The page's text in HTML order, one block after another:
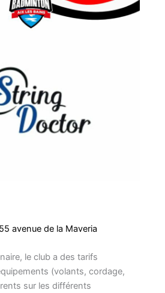
avenue de la Maveria
le club a des tarifs
(volants, cordage,
sur les différents